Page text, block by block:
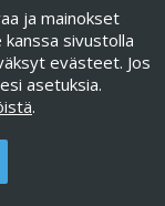
linkkiä
viesteistä”-
käytä
tavalla.
ja mainokset
sivustolla
evästeet. Jos
asetuksia.
.